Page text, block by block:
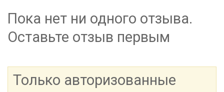
Пока нет ни одного отзыва.
Оставьте отзыв первым
Только авторизованные